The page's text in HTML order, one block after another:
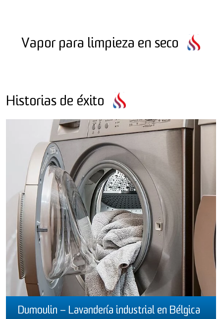
Vapor para limpieza en seco
Historias de éxito
Dumoulin – Lavandería industrial en Bélgica